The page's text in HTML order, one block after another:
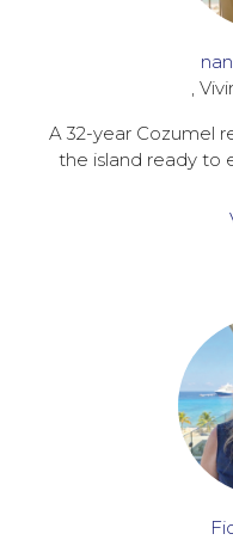
,
A 32-year Cozumel
the island ready to